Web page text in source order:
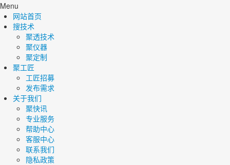
Menu
网站首页
搜技术
聚透技术
聚仪器
聚定制
聚工匠
工匠招募
发布需求
关于我们
聚快讯
专业服务
帮助中心
客服中心
联系我们
隐私政策